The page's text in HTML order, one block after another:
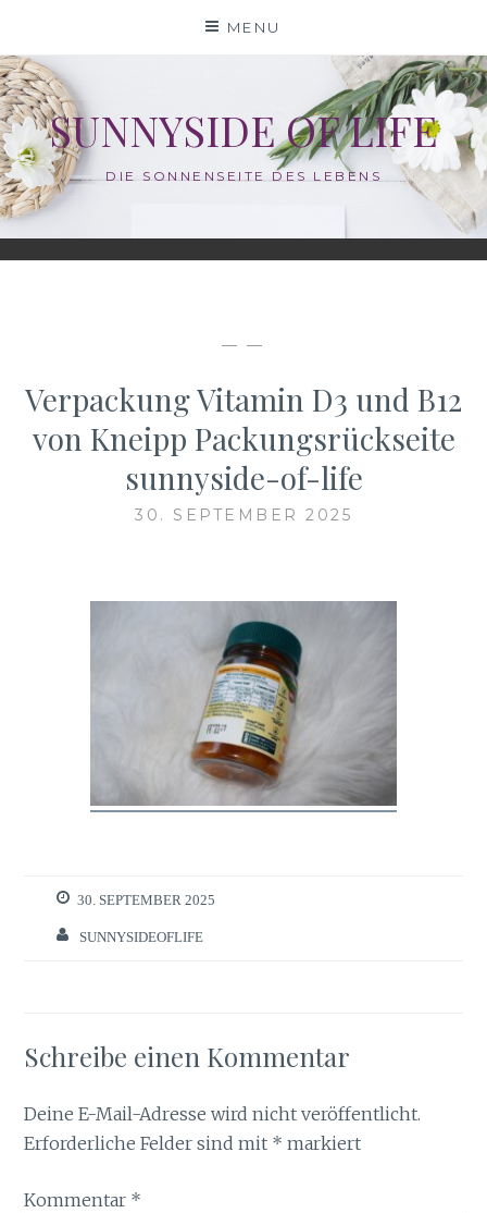
content
MENU
SUNNYSIDE OF LIFE
DIE SONNENSEITE DES LEBENS
— —
Verpackung Vitamin D3 und B12
von Kneipp Packungsrückseite
sunnyside-of-life
30. SEPTEMBER 2025
30. SEPTEMBER 2025
SUNNYSIDEOFLIFE
Schreibe einen Kommentar
Deine E-Mail-Adresse wird nicht veröffentlicht.
Erforderliche Felder sind mit * markiert
Kommentar *